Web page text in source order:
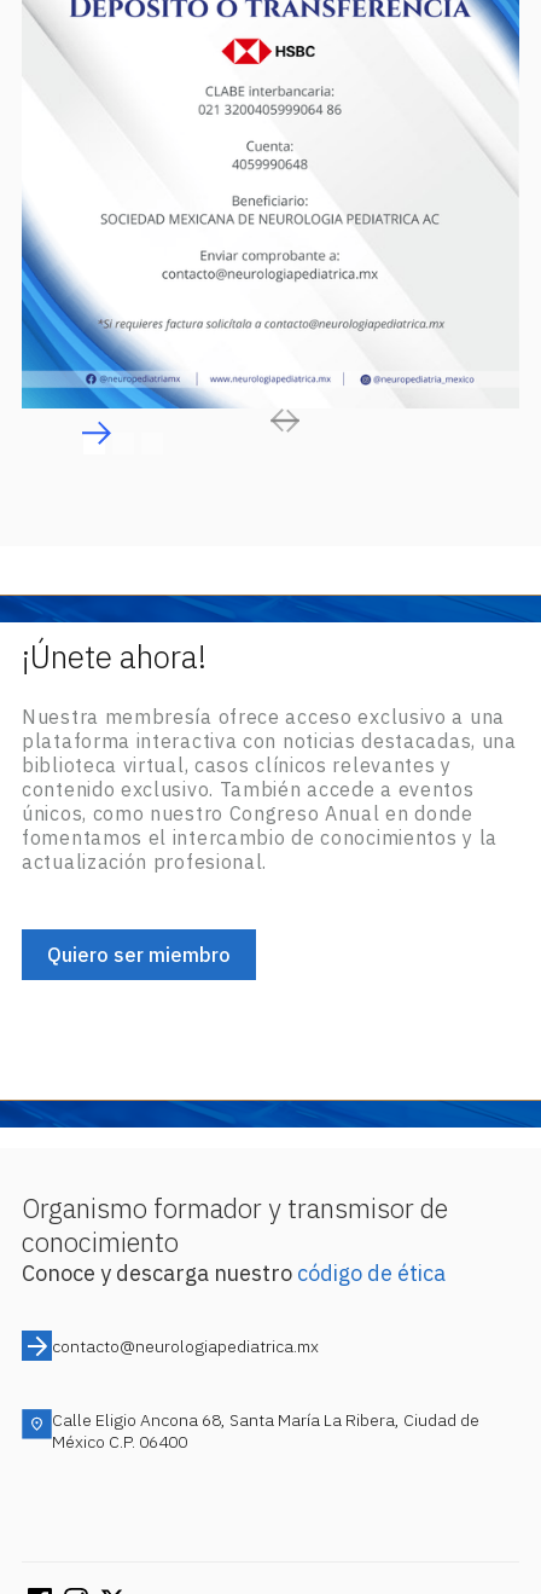
¡Únete ahora!
Nuestra membresía ofrece acceso exclusivo a una
plataforma interactiva con noticias destacadas, una
biblioteca virtual, casos clínicos relevantes y
contenido exclusivo. También accede a eventos
únicos, como nuestro Congreso Anual en donde
fomentamos el intercambio de conocimientos y la
actualización profesional.
Quiero ser miembro
Organismo formador y transmisor de
conocimiento
Conoce y descarga nuestro código de ética
contacto@neurologiapediatrica.mx
Calle Eligio Ancona 68, Santa María La Ribera, Ciudad de
México C.P. 06400